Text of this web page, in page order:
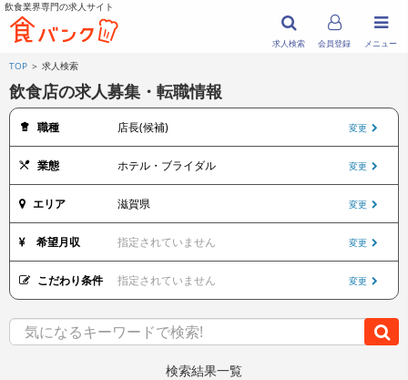
飲食業界専門の求人サイト
メニュー
求人検索 会員登録
TOP ＞ 求人検索
飲食店の求人募集・転職情報
職種 店長(候補) 変更
業態 ホテル・ブライダル 変更
エリア 滋賀県 変更
希望月収 指定されていません 変更
こだわり条件 指定されていません 変更
検索結果一覧